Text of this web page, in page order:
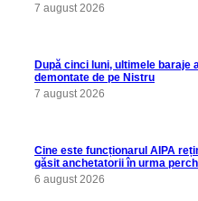
7 august 2026
După cinci luni, ultimele baraje
demontate de pe Nistru
7 august 2026
Cine este funcționarul AIPA
găsit anchetatorii în urma
6 august 2026